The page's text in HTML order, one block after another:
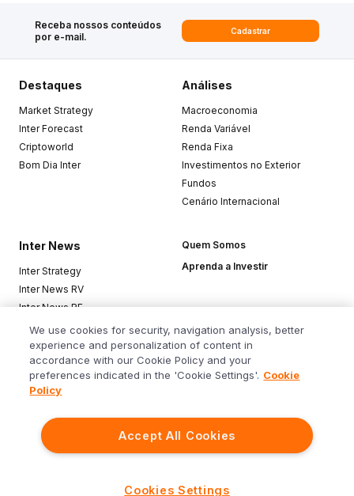
Receba nossos conteúdos
por e-mail.
Cadastrar
Siga o Inter
Destaques
Market Strategy
Inter Forecast
Criptoworld
Bom Dia Inter
Análises
Macroeconomia
Renda Variável
Renda Fixa
Investimentos no Exterior
Fundos
Cenário Internacional
Inter News
Inter Strategy
Inter News RV
Inter News RF
Top Funds
Quem Somos
Aprenda a Investir
Baixe o app
We use cookies for security, navigation analysis, better
experience and personalization of content in
accordance with our Cookie Policy and your
preferences indicated in the 'Cookie Settings'. Cookie
Policy
Accept All Cookies
Cookies Settings